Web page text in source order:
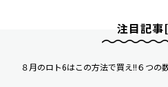
注目記事
８月のロト6はこの方法で買え!!６つの